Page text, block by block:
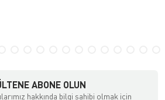
ABONE OLUN
hakkında bilgi sahibi olmak için